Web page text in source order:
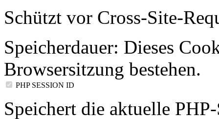
Schützt vor Cross-Site-
Speicherdauer: Dieses
Browsersitzung bestehen.
PHP SESSION ID
Speichert die aktuelle